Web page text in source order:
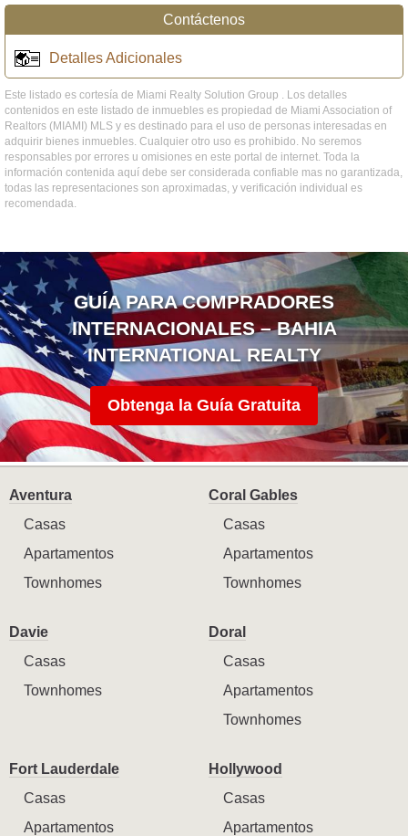
Contáctenos
Detalles Adicionales
Este listado es cortesía de Miami Realty Solution Group . Los detalles
contenidos en este listado de inmuebles es propiedad de Miami Association of
Realtors (MIAMI) MLS y es destinado para el uso de personas interesadas en
adquirir bienes inmuebles. Cualquier otro uso es prohibido. No seremos
responsables por errores u omisiones en este portal de internet. Toda la
información contenida aquí debe ser considerada confiable mas no garantizada,
todas las representaciones son aproximadas, y verificación individual es
recomendada.
GUÍA PARA COMPRADORES
INTERNACIONALES – BAHIA
INTERNATIONAL REALTY
Obtenga la Guía Gratuita
Aventura
Casas
Apartamentos
Townhomes
Coral Gables
Casas
Apartamentos
Townhomes
Davie
Casas
Townhomes
Doral
Casas
Apartamentos
Townhomes
Fort Lauderdale
Casas
Apartamentos
Hollywood
Casas
Apartamentos